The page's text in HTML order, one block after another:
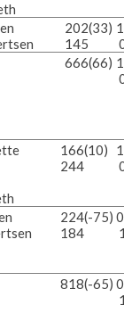
202
145
(33)
666(66)
166
244
(10)
224
184
(-75)
818(-65)